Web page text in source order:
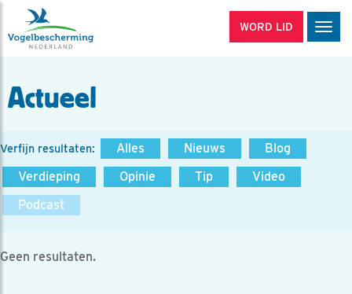
WORD LID
Actueel
Verfijn resultaten: Alles Nieuws
Blog
Verdieping
Opinie Tip
Video
Podcast
Geen resultaten.